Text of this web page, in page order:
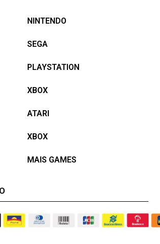
NINTENDO
SEGA
PLAYSTATION
XBOX
ATARI
XBOX
MAIS GAMES